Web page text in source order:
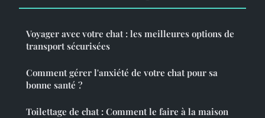
Voyager avec votre chat : les meilleures options de
transport sécurisées
Comment gérer l'anxiété de votre chat pour sa
bonne santé ?
Toilettage de chat : Comment le faire à la maison